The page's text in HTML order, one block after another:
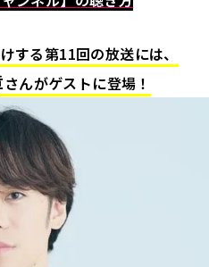
する第11回の放送には、
さんがゲストに登場！